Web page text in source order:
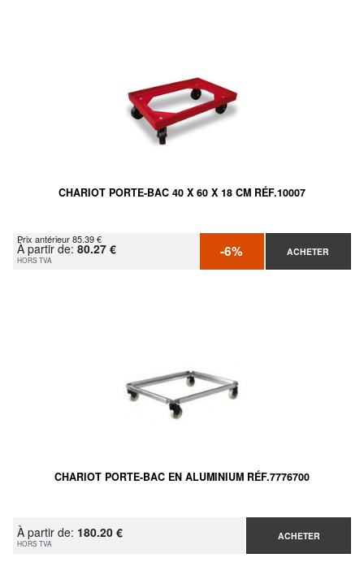
CHARIOT PORTE-BAC 40 X 60 X 18 CM RÉF.10007
Prix antérieur 85.39 €
À partir de: 80.27 €
HORS TVA -6% ACHETER
CHARIOT PORTE-BAC EN ALUMINIUM RÉF.7776700
À partir de: 180.20 €
HORS TVA
ACHETER